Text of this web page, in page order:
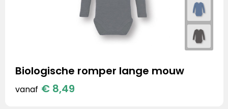
Biologische romper lange mouw
vanaf € 8,49